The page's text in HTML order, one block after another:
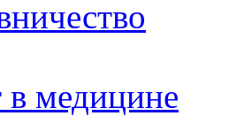
в медицине